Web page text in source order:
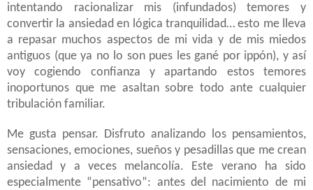
intentando racionalizar mis (infundados) temores y
convertir la ansiedad en lógica tranquilidad… esto me lleva
a repasar muchos aspectos de mi vida y de mis miedos
antiguos (que ya no lo son pues les gané por ippón), y así
voy cogiendo confianza y apartando estos temores
inoportunos que me asaltan sobre todo ante cualquier
tribulación familiar.
Me gusta pensar. Disfruto analizando los pensamientos,
sensaciones, emociones, sueños y pesadillas que me crean
ansiedad y a veces melancolía. Este verano ha sido
especialmente “pensativo”: antes del nacimiento de mi